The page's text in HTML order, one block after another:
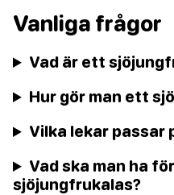
Vanliga frågor
Vad är ett
Hur gör man ett
Vilka lekar passar
Vad ska man ha
sjöjungfrukalas?